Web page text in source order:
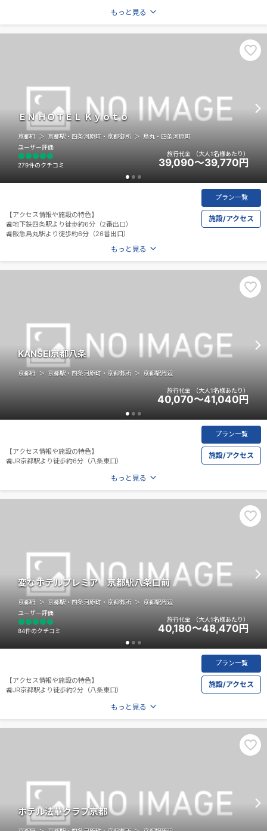
もっと見る
ＥＮ ＨＯＴＥＬ Ｋｙｏｔｏ
プラン一覧
施設/アクセス
京都府 京都駅・四条河原町・京都御所 烏丸・四条河原町
【アクセス情報や施設の特色】
🚉地下鉄四条駅より徒歩約6分（2番出口）
🚉阪急烏丸駅より徒歩約6分（26番出口）
ユーザー評価
279件のクチコミ
旅行代金 （大人1名様あたり）
39,090～39,770円
もっと見る
KANSEI京都八条
プラン一覧
施設/アクセス
京都府 京都駅・四条河原町・京都御所 京都駅周辺
【アクセス情報や施設の特色】
🚉JR京都駅より徒歩約6分（八条東口）
旅行代金 （大人1名様あたり）
40,070～41,040円
もっと見る
変なホテルプレミア 京都駅八条口前
プラン一覧
施設/アクセス
京都府 京都駅・四条河原町・京都御所 京都駅周辺
【アクセス情報や施設の特色】
🚉JR京都駅より徒歩約2分（八条東口）
ユーザー評価
84件のクチコミ
旅行代金 （大人1名様あたり）
40,180～48,470円
もっと見る
ホテル法華クラブ京都